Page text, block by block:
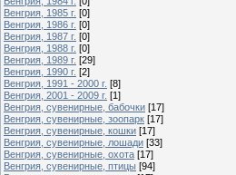
Венгрия, 1985 г. [0]
Венгрия, 1986 г. [0]
Венгрия, 1987 г. [0]
Венгрия, 1988 г. [0]
Венгрия, 1989 г. [29]
Венгрия, 1990 г. [2]
Венгрия, 1991 - 2000 г. [8]
Венгрия, 2001 - 2009 г. [1]
Венгрия, сувенирные, бабочки [17]
Венгрия, сувенирные, зоопарк [17]
Венгрия, сувенирные, кошки [17]
Венгрия, сувенирные, лошади [33]
Венгрия, сувенирные, охота [17]
Венгрия, сувенирные, птицы [94]